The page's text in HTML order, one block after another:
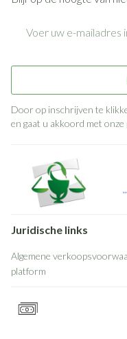
Door op inschrijven te
en gaat u akkoord met onze
Juridische links
Algemene
platform